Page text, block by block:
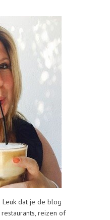
Leuk dat je de blog
reizen of